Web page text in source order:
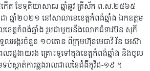
កើត ខែទុតិយាសាឍ ឆ្នាំឆ្លូវ ត្រីស័ក ព.ស.២៥៦៥
ដា ឆ្នាំ២០២១ នៅសាលាខេខេត្តកំពង់ឆ្នាំង ឯកឧត្តម
ខេត្តកំពង់ឆ្នាំង រួមជាមួយនឹងលោកជំទាវប៊ន សុភី
លអង្ករចំនួន ១០តោន ពីក្រុមហ៊ុនមេធាវី វ័ន អេស៊ា
ដ្ឋងាយរង គ្រោះទូទៅក្នុងខេត្តកំពង់ឆ្នាំង និងចូល
ទប់ស្កាត់ការឆ្លងរាលដាលនៃជំងឺកូវីដ-១៩ ។